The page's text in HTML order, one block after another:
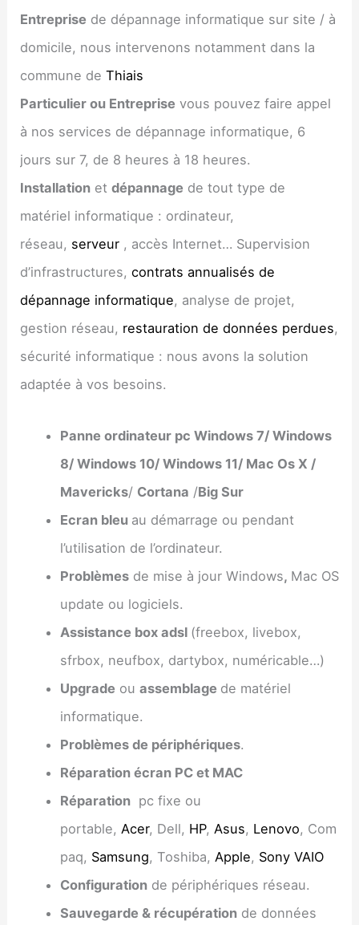
Entreprise de dépannage informatique sur site / à
domicile, nous intervenons notamment dans la
commune deThiais
Particulier ou Entreprise vous pouvez faire appel
à nos services de dépannage informatique, 6
jours sur 7, de 8 heures à 18 heures.
Installation etdépannage de tout type de
matériel informatique : ordinateur,
réseau, serveur , accès Internet… Supervision
d’infrastructures, contrats annualisés de
dépannage informatique, analyse de projet,
gestion réseau, restauration de données perdues,
sécurité informatique : nous avons la solution
adaptée à vos besoins.
Panne ordinateur pc Windows 7/ Windows
8/ Windows 10/ Windows 11/ Mac Os X /
Mavericks/ Cortana /Big Sur
Ecran bleu au démarrage ou pendant
l’utilisation de l’ordinateur.
Problèmesde mise à jour Windows, Mac OS
update ou logiciels.
Assistance box adsl (freebox, livebox,
sfrbox, neufbox, dartybox, numéricable…)
Upgrade ou assemblage de matériel
informatique.
Problèmes de périphériques.
Réparation écran PC et MAC
Réparationpc fixe ou
portable, Acer, Dell, HP, Asus, Lenovo, Com
paq, Samsung, Toshiba, Apple, Sony VAIO
Configurationde périphériques réseau.
Sauvegarde & récupérationde données